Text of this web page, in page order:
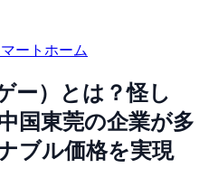
ートホーム
ー）とは？怪し
国東莞の企業が多
ブル価格を実現